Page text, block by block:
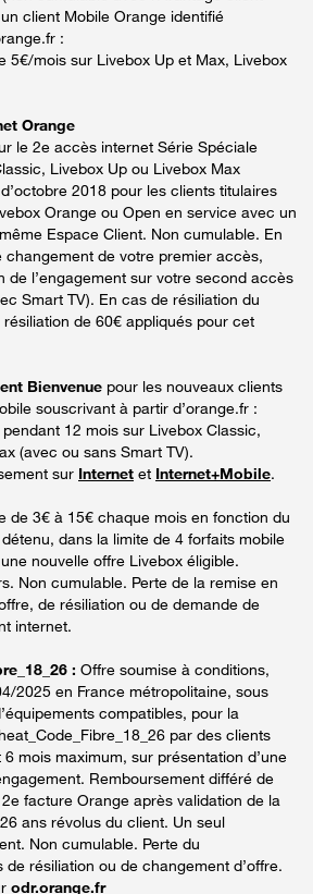
client Mobile Orange identifié
:
5€/mois sur Livebox Up et Max, Livebox
Orange
le 2e accès internet Série Spéciale
Livebox Up ou Livebox Max
2018 pour les clients titulaires
Orange ou Open en service avec un
Espace Client. Non cumulable. En
changement de votre premier accès,
de l’engagement sur votre second accès
Smart TV). En cas de résiliation du
de 60€ appliqués pour cet
Bienvenue pour les nouveaux clients
souscrivant à partir d’orange.fr :
12 mois sur Livebox Classic,
(avec ou sans Smart TV).
sur Internet et Internet+Mobile.
de 3€ à 15€ chaque mois en fonction du
dans la limite de 4 forfaits mobile
nouvelle offre Livebox éligible.
Non cumulable. Perte de la remise en
de résiliation ou de demande de
internet.
: Offre soumise à conditions,
2025 en France métropolitaine, sous
compatibles, pour la
par des clients
mois maximum, sur présentation d’une
Remboursement différé de
facture Orange après validation de la
ans révolus du client. Un seul
Non cumulable. Perte du
résiliation ou de changement d’offre.
odr.orange.fr